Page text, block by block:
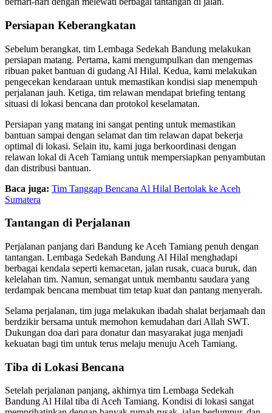
Persiapan Keberangkatan
Sebelum berangkat, tim Lembaga Sedekah Bandung melakukan
persiapan matang. Pertama, kami mengumpulkan dan mengemas
ribuan paket bantuan di gudang Al Hilal. Kedua, kami melakukan
pengecekan kendaraan untuk memastikan kondisi siap menempuh
perjalanan jauh. Ketiga, tim relawan mendapat briefing tentang
situasi di lokasi bencana dan protokol keselamatan.
Persiapan yang matang ini sangat penting untuk memastikan
bantuan sampai dengan selamat dan tim relawan dapat bekerja
optimal di lokasi. Selain itu, kami juga berkoordinasi dengan
relawan lokal di Aceh Tamiang untuk mempersiapkan penyambutan
dan distribusi bantuan.
Baca juga: Tim Tanggap Bencana Al Hilal Bertolak ke Aceh
Sumatera
Tantangan di Perjalanan
Perjalanan panjang dari Bandung ke Aceh Tamiang penuh dengan
tantangan. Lembaga Sedekah Bandung Al Hilal menghadapi
berbagai kendala seperti kemacetan, jalan rusak, cuaca buruk, dan
kelelahan tim. Namun, semangat untuk membantu saudara yang
terdampak bencana membuat tim tetap kuat dan pantang menyerah.
Selama perjalanan, tim juga melakukan ibadah shalat berjamaah dan
berdzikir bersama untuk memohon kemudahan dari Allah SWT.
Dukungan doa dari para donatur dan masyarakat juga menjadi
kekuatan bagi tim untuk terus melaju menuju Aceh Tamiang.
Tiba di Lokasi Bencana
Setelah perjalanan panjang, akhirnya tim Lembaga Sedekah
Bandung Al Hilal tiba di Aceh Tamiang. Kondisi di lokasi sangat